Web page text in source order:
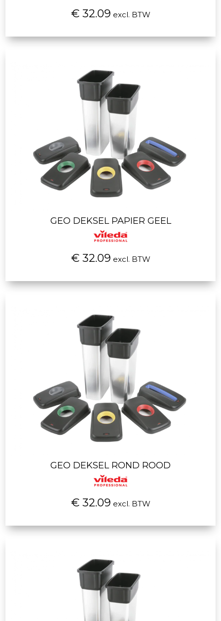
€ 32.09 excl. BTW
GEO DEKSEL PAPIER GEEL
€ 32.09 excl. BTW
GEO DEKSEL ROND ROOD
€ 32.09 excl. BTW